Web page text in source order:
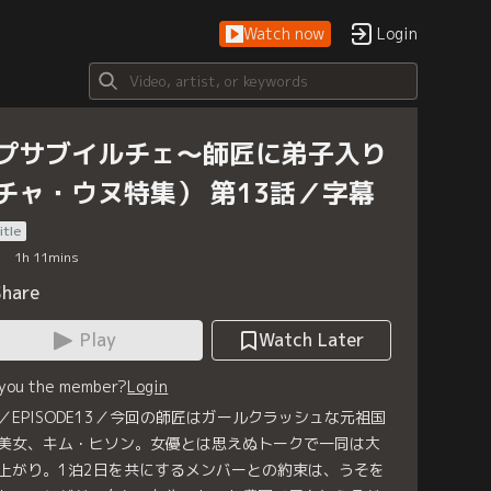
Watch now Login
サブイルチェ～師匠に弟子入り
ャ・ウヌ特集） 第13話／字幕
1h 11mins
Play
Watch Later
the member?Login
EPISODE13／今回の師匠はガールクラッシュな元祖国
女、キム・ヒソン。女優とは思えぬトークで一同は大
がり。1泊2日を共にするメンバーとの約束は、うそを